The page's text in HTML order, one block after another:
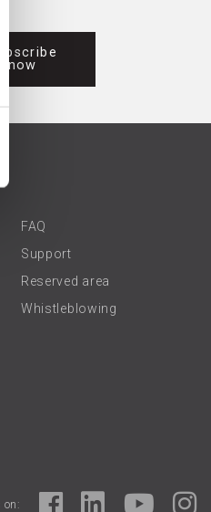
now
FAQ
Support
Reserved area
Whistleblowing
on: